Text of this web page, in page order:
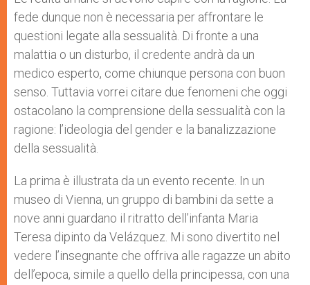
fede dunque non è necessaria per affrontare le
questioni legate alla sessualità. Di fronte a una
malattia o un disturbo, il credente andrà da un
medico esperto, come chiunque persona con buon
senso. Tuttavia vorrei citare due fenomeni che oggi
ostacolano la comprensione della sessualità con la
ragione: l’ideologia del gender e la banalizzazione
della sessualità.
La prima è illustrata da un evento recente. In un
museo di Vienna, un gruppo di bambini da sette a
nove anni guardano il ritratto dell’infanta Maria
Teresa dipinto da Velázquez. Mi sono divertito nel
vedere l’insegnante che offriva alle ragazze un abito
dell’epoca, simile a quello della principessa, con una